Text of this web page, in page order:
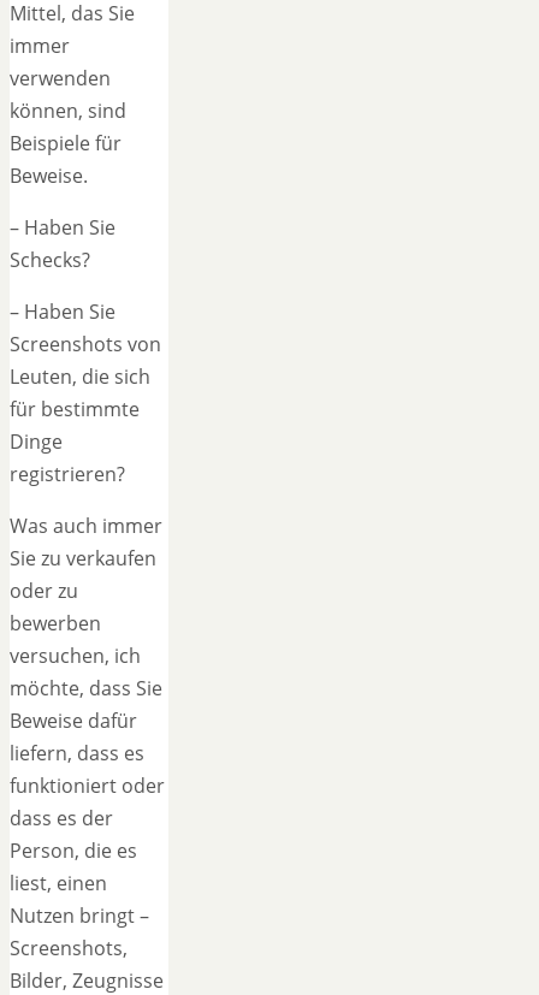
Mittel, das Sie
immer
verwenden
können, sind
Beispiele für
Beweise.
– Haben Sie
Schecks?
– Haben Sie
Screenshots von
Leuten, die sich
für bestimmte
Dinge
registrieren?
Was auch immer
Sie zu verkaufen
oder zu
bewerben
versuchen, ich
möchte, dass Sie
Beweise dafür
liefern, dass es
funktioniert oder
dass es der
Person, die es
liest, einen
Nutzen bringt –
Screenshots,
Bilder, Zeugnisse